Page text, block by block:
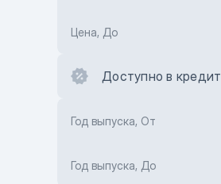
Цена, До
Доступно в кредит
Год выпуска, От
Год выпуска, До